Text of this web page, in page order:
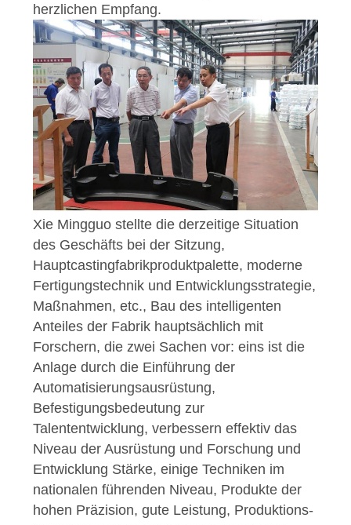
herzlichen Empfang.
Xie Mingguo stellte die derzeitige Situation
des Geschäfts bei der Sitzung,
Hauptcastingfabrikproduktpalette, moderne
Fertigungstechnik und Entwicklungsstrategie,
Maßnahmen, etc., Bau des intelligenten
Anteiles der Fabrik hauptsächlich mit
Forschern, die zwei Sachen vor: eins ist die
Anlage durch die Einführung der
Automatisierungsausrüstung,
Befestigungsbedeutung zur
Talententwicklung, verbessern effektiv das
Niveau der Ausrüstung und Forschung und
Entwicklung Stärke, einige Techniken im
nationalen führenden Niveau, Produkte der
hohen Präzision, gute Leistung, Produktions-